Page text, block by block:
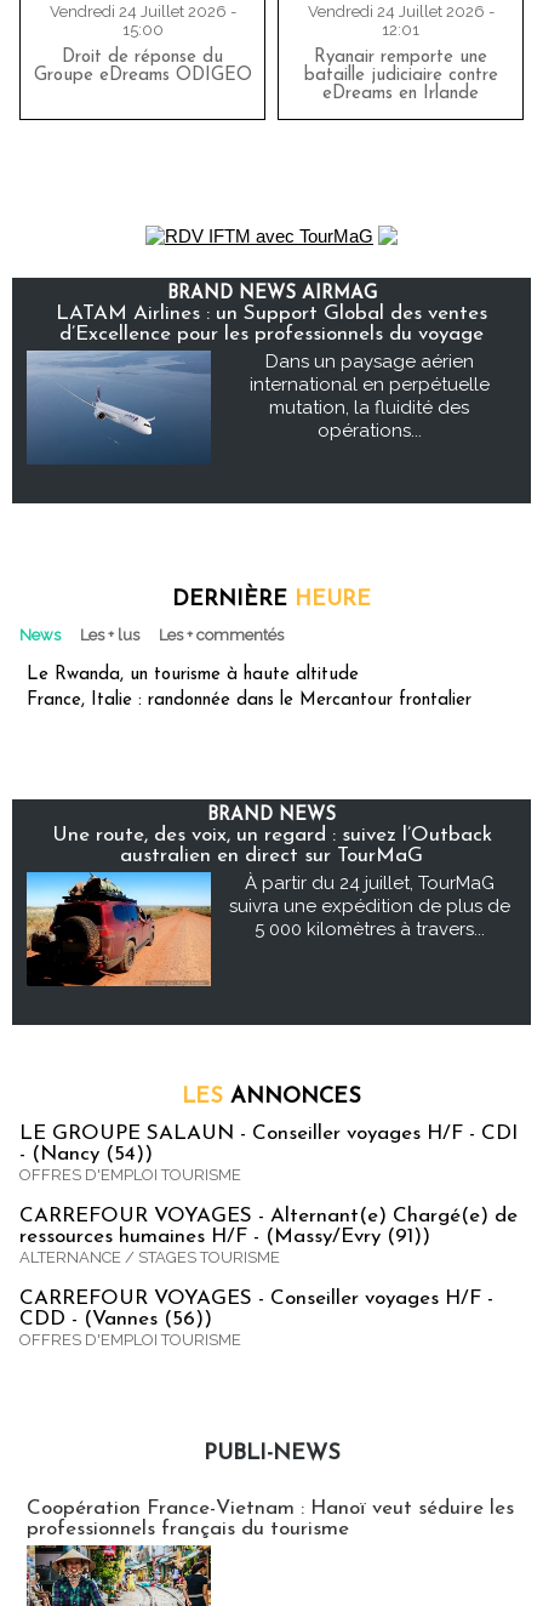
Vendredi 24 Juillet 2026 -
15:00
Droit de réponse du
Groupe eDreams ODIGEO
Vendredi 24 Juillet 2026 -
12:01
Ryanair remporte une
bataille judiciaire contre
eDreams en Irlande
BRAND NEWS AIRMAG
LATAM Airlines : un Support Global des ventes
d’Excellence pour les professionnels du voyage
Dans un paysage aérien
international en perpétuelle
mutation, la fluidité des
opérations...
DERNIÈRE HEURE
News Les + lus Les + commentés
Le Rwanda, un tourisme à haute altitude
France, Italie : randonnée dans le Mercantour frontalier
BRAND NEWS
Une route, des voix, un regard : suivez l’Outback
australien en direct sur TourMaG
À partir du 24 juillet, TourMaG
suivra une expédition de plus de
5 000 kilomètres à travers...
LES ANNONCES
LE GROUPE SALAUN - Conseiller voyages H/F - CDI
- (Nancy (54))
OFFRES D'EMPLOI TOURISME
CARREFOUR VOYAGES - Alternant(e) Chargé(e) de
ressources humaines H/F - (Massy/Evry (91))
ALTERNANCE / STAGES TOURISME
CARREFOUR VOYAGES - Conseiller voyages H/F -
CDD - (Vannes (56))
OFFRES D'EMPLOI TOURISME
PUBLI-NEWS
Coopération France-Vietnam : Hanoï veut séduire les
professionnels français du tourisme